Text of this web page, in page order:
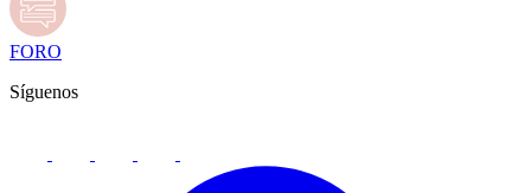
FORO
Síguenos